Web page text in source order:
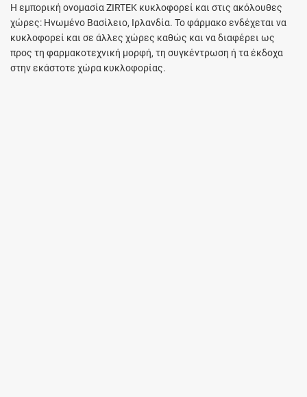
Η εμπορική ονομασία ZIRTEK κυκλοφορεί και στις ακόλουθες
χώρες: Ηνωμένο Βασίλειο, Ιρλανδία. Το φάρμακο ενδέχεται να
κυκλοφορεί και σε άλλες χώρες καθώς και να διαφέρει ως
προς τη φαρμακοτεχνική μορφή, τη συγκέντρωση ή τα έκδοχα
στην εκάστοτε χώρα κυκλοφορίας.